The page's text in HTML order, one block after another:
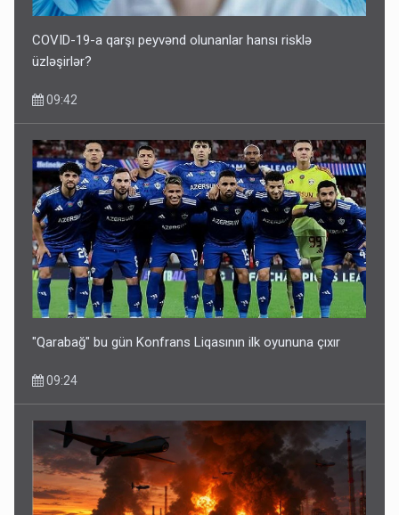
COVID-19-a qarşı peyvənd olunanlar hansı risklə
üzləşirlər?
09:42
"Qarabağ" bu gün Konfrans Liqasının ilk oyununa çıxır
09:24